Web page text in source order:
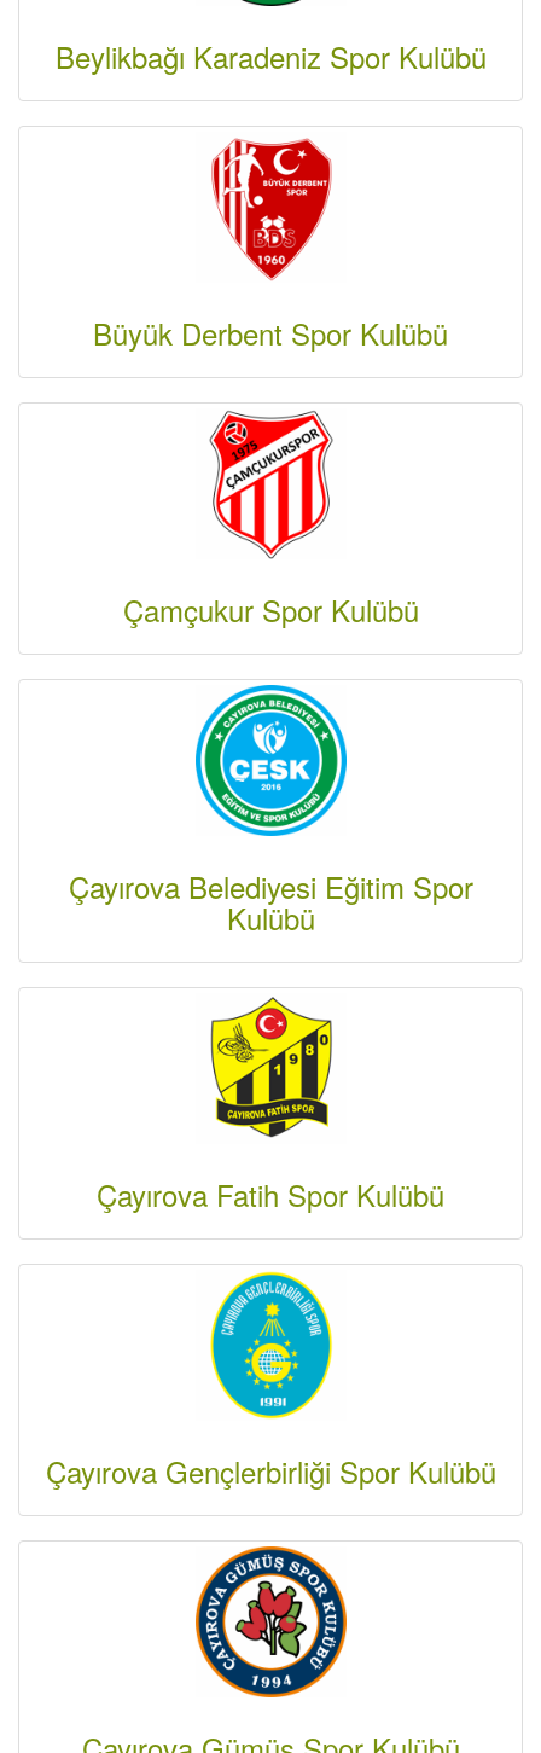
Beylikbağı Karadeniz Spor Kulübü
Büyük Derbent Spor Kulübü
Çamçukur Spor Kulübü
Çayırova Belediyesi Eğitim Spor
Kulübü
Çayırova Fatih Spor Kulübü
Çayırova Gençlerbirliği Spor Kulübü